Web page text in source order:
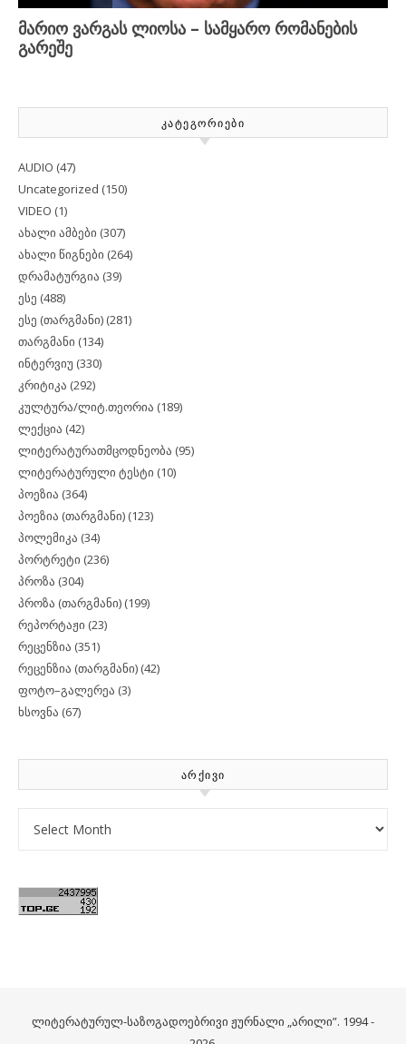
ᲙᲐᲢᲔᲒᲝᲠᲘᲔᲑᲘ
AUDIO (47)
Uncategorized (150)
VIDEO (1)
ახალი ამბები (307)
ახალი წიგნები (264)
დრამატურგია (39)
ესე (488)
ესე (თარგმანი) (281)
თარგმანი (134)
ინტერვიუ (330)
კრიტიკა (292)
კულტურა/ლიტ.თეორია (189)
ლექცია (42)
ლიტერატურათმცოდნეობა (95)
ლიტერატურული ტესტი (10)
პოეზია (364)
პოეზია (თარგმანი) (123)
პოლემიკა (34)
პორტრეტი (236)
პროზა (304)
პროზა (თარგმანი) (199)
რეპორტაჟი (23)
რეცენზია (351)
რეცენზია (თარგმანი) (42)
ფოტო–გალერეა (3)
ხსოვნა (67)
ᲐᲠᲥᲘᲕᲘ
ლიტერატურულ-საზოგადოებრივი ჟურნალი „არილი”. 1994 -